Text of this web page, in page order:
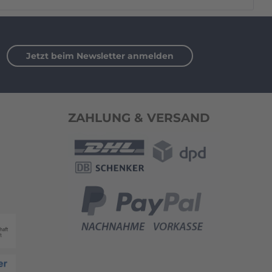
Jetzt beim Newsletter anmelden
ZAHLUNG & VERSAND